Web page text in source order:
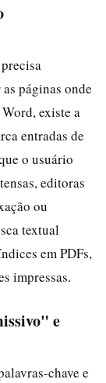
páginas onde
existe a
entradas de
o usuário
editoras
ou
textual
em PDFs,
impressas.
e
chave e